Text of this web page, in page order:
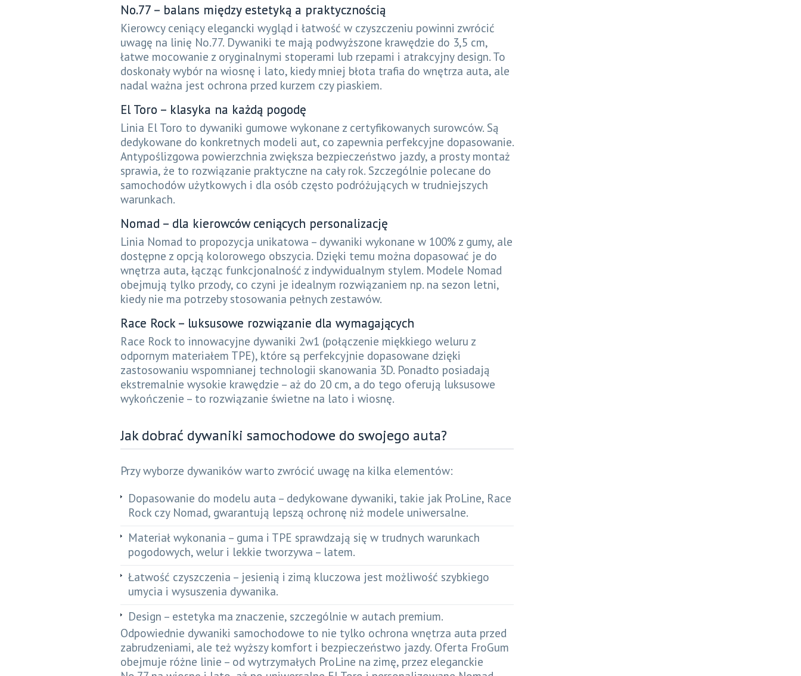
No.77 – balans między estetyką a praktycznością
Kierowcy ceniący elegancki wygląd i łatwość w czyszczeniu powinni zwrócić
uwagę na linię No.77. Dywaniki te mają podwyższone krawędzie do 3,5 cm,
łatwe mocowanie z oryginalnymi stoperami lub rzepami i atrakcyjny design. To
doskonały wybór na wiosnę i lato, kiedy mniej błota trafia do wnętrza auta, ale
nadal ważna jest ochrona przed kurzem czy piaskiem.
El Toro – klasyka na każdą pogodę
Linia El Toro to dywaniki gumowe wykonane z certyfikowanych surowców. Są
dedykowane do konkretnych modeli aut, co zapewnia perfekcyjne dopasowanie.
Antypoślizgowa powierzchnia zwiększa bezpieczeństwo jazdy, a prosty montaż
sprawia, że to rozwiązanie praktyczne na cały rok. Szczególnie polecane do
samochodów użytkowych i dla osób często podróżujących w trudniejszych
warunkach.
Nomad – dla kierowców ceniących personalizację
Linia Nomad to propozycja unikatowa – dywaniki wykonane w 100% z gumy, ale
dostępne z opcją kolorowego obszycia. Dzięki temu można dopasować je do
wnętrza auta, łącząc funkcjonalność z indywidualnym stylem. Modele Nomad
obejmują tylko przody, co czyni je idealnym rozwiązaniem np. na sezon letni,
kiedy nie ma potrzeby stosowania pełnych zestawów.
Race Rock – luksusowe rozwiązanie dla wymagających
Race Rock to innowacyjne dywaniki 2w1 (połączenie miękkiego weluru z
odpornym materiałem TPE), które są perfekcyjnie dopasowane dzięki
zastosowaniu wspomnianej technologii skanowania 3D. Ponadto posiadają
ekstremalnie wysokie krawędzie – aż do 20 cm, a do tego oferują luksusowe
wykończenie – to rozwiązanie świetne na lato i wiosnę.
Jak dobrać dywaniki samochodowe do swojego auta?
Przy wyborze dywaników warto zwrócić uwagę na kilka elementów:
Dopasowanie do modelu auta – dedykowane dywaniki, takie jak ProLine, Race
Rock czy Nomad, gwarantują lepszą ochronę niż modele uniwersalne.
Materiał wykonania – guma i TPE sprawdzają się w trudnych warunkach
pogodowych, welur i lekkie tworzywa – latem.
Łatwość czyszczenia – jesienią i zimą kluczowa jest możliwość szybkiego
umycia i wysuszenia dywanika.
Design – estetyka ma znaczenie, szczególnie w autach premium.
Odpowiednie dywaniki samochodowe to nie tylko ochrona wnętrza auta przed
zabrudzeniami, ale też wyższy komfort i bezpieczeństwo jazdy. Oferta FroGum
obejmuje różne linie – od wytrzymałych ProLine na zimę, przez eleganckie